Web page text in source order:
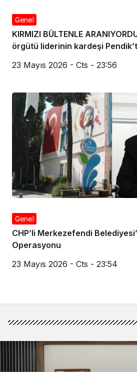
Genel
KIRMIZI BÜLTENLE
örgütü liderinin kardeşi
23 Mayıs 2026 - Cts - 23:56
Genel
CHP’li Merkezefendi
Operasyonu
23 Mayıs 2026 - Cts - 23:54